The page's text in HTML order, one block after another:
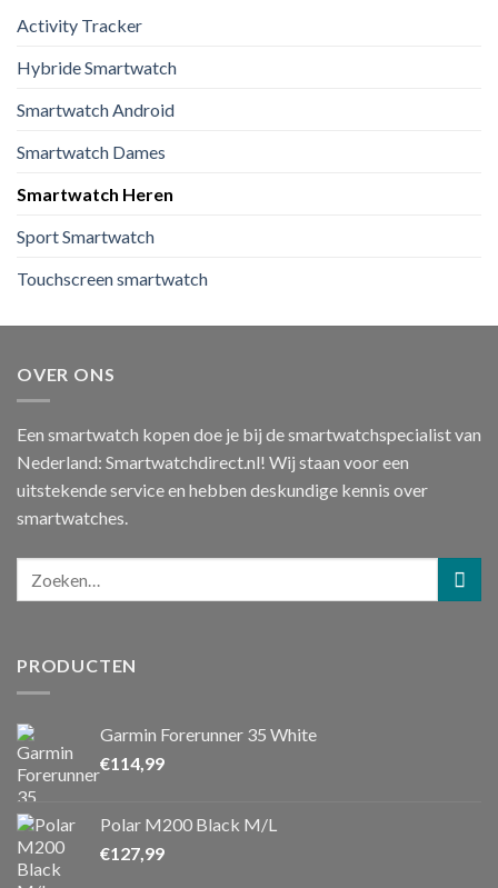
Activity Tracker
Hybride Smartwatch
Smartwatch Android
Smartwatch Dames
Smartwatch Heren
Sport Smartwatch
Touchscreen smartwatch
OVER ONS
Een smartwatch kopen doe je bij de smartwatchspecialist van
Nederland: Smartwatchdirect.nl! Wij staan voor een
uitstekende service en hebben deskundige kennis over
smartwatches.
PRODUCTEN
Garmin Forerunner 35 White
€114,99
Polar M200 Black M/L
€127,99